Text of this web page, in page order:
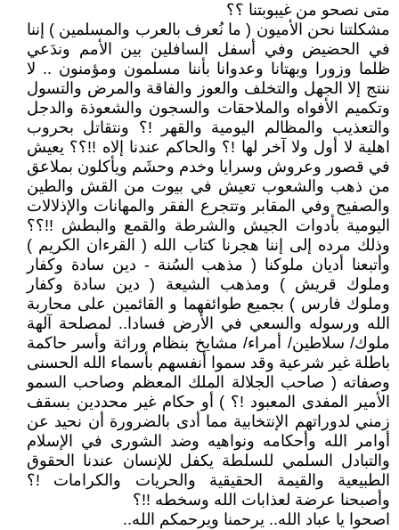
متى نصحو من غيبوبتنا ؟؟
مشكلتنا نحن الأميون ( ما نُعرف بالعرب والمسلمين ) إننا
في الحضيض وفي أسفل السافلين بين الأمم وندَعي
ظلما وزورا وبهتانا وعدوانا بأننا مسلمون ومؤمنون .. لا
ننتج إلا الجهل والتخلف والعوز والفاقة والمرض والتسول
وتكميم الأفواه والملاحقات والسجون والشعوذة والدجل
والتعذيب والمظالم اليومية والقهر !؟ ونتقاتل بحروب
اهلية لا أول ولا آخر لها !؟ والحاكم عندنا إلاه !!؟؟ يعيش
في قصور وعروش وسرايا وخدم وحشَم ويأكلون بملاعق
من ذهب والشعوب تعيش في بيوت من القش والطين
والصفيح وفي المقابر وتتجرع الفقر والمهانات والإذلالات
اليومية بأدوات الجيش والشرطة والقمع والبطش !!؟؟
وذلك مرده إلى إننا هجرنا كتاب الله ( القرءان الكريم )
وأتبعنا أديان ملوكنا ( مذهب السُنة - دين سادة وكفار
وملوك قريش ) ومذهب الشيعة ( دين سادة وكفار
وملوك فارس ) بجميع طوائفهما و القائمين على محاربة
الله ورسوله والسعي في الأرض فسادا.. لمصلحة آلهة
ملوك/ سلاطين/ أمراء/ مشايخ بنظام وراثة وأسر حاكمة
باطلة غير شرعية وقد سموا أنفسهم بأسماء الله الحسنى
وصفاته ( صاحب الجلالة الملك المعظم وصاحب السمو
الأمير المفدى المعبود !؟ ) أو حكام غير محددين بسقف
زمني لدوراتهم الإنتخابية مما أدى بالضرورة أن نحيد عن
أوامر الله وأحكامه ونواهيه وضد الشورى في الإسلام
والتبادل السلمي للسلطة يكفل للإنسان عندنا الحقوق
الطبيعية والقيمة الحقيقية والحريات والكرامات !؟
وأصبحنا عرضة لعذابات الله وسخطه !!؟
اصحوا يا عباد الله.. يرحمنا ويرحمكم الله..